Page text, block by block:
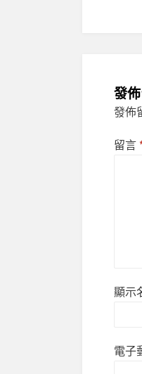
發
發佈
留言
顯示
電子